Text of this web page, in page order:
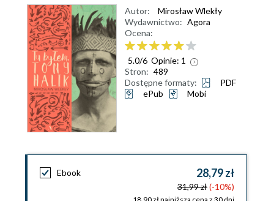
Autor:
Mirosław Wlekły
Wydawnictwo: Agora
Ocena:
5.0/6 Opinie: 1
Stron: 489
Dostępne formaty:
PDF
ePub
Mobi
Ebook 28,79 zł
31,99 zł(-10%)